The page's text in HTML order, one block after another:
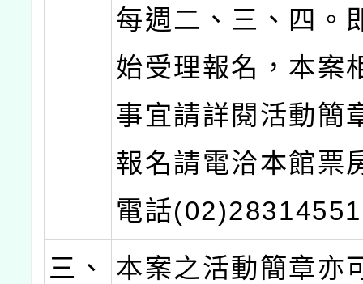
每週二、三、四。
始受理報名，本案
事宜請詳閱活動簡
報名請電洽本館票
電話
三、
本案之活動簡章亦